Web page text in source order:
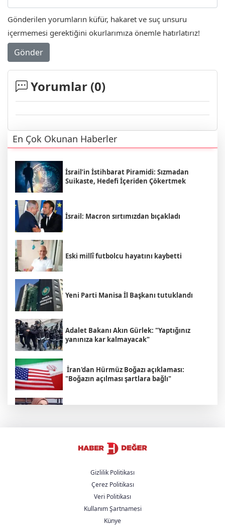
Gönderilen yorumların küfür, hakaret ve suç unsuru
içermemesi gerektiğini okurlarımıza önemle hatırlatırız!
Gönder
Yorumlar (0)
En Çok Okunan Haberler
İsrail’in İstihbarat Piramidi: Sızmadan
Suikaste, Hedefi İçeriden Çökertmek
İsrail: Macron sırtımızdan bıçakladı
Eski millî futbolcu hayatını kaybetti
Yeni Parti Manisa İl Başkanı tutuklandı
Adalet Bakanı Akın Gürlek: "Yaptığınız
yanınıza kar kalmayacak"
İran'dan Hürmüz Boğazı açıklaması:
"Boğazın açılması şartlara bağlı"
Çanakkale sahilinde savaş mühimmatı
İsrailli Bakan’dan çarpıcı İran sözleri:
Anlaşma olmaması bizim için daha iyi!
Gizlilik Politikası
Çerez Politikası
Veri Politikası
Kullanım Şartnamesi
Künye